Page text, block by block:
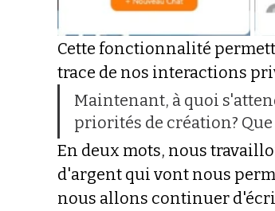
Cette fonctionnalité
trace de nos interactions
Maintenant, à quoi
priorités de création?
En deux mots, nous
d'argent qui vont nous
nous allons continuer